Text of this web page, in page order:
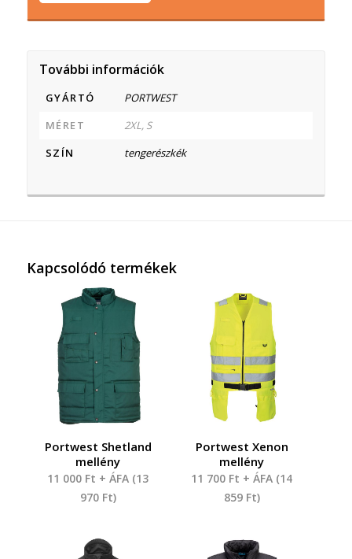
További információk
GYÁRTÓ
PORTWEST
MÉRET
2XL, S
SZÍN
tengerészkék
Kapcsolódó termékek
Portwest Shetland
mellény
11 000 Ft + ÁFA (13
970 Ft)
Portwest Xenon
mellény
11 700 Ft + ÁFA (14
859 Ft)